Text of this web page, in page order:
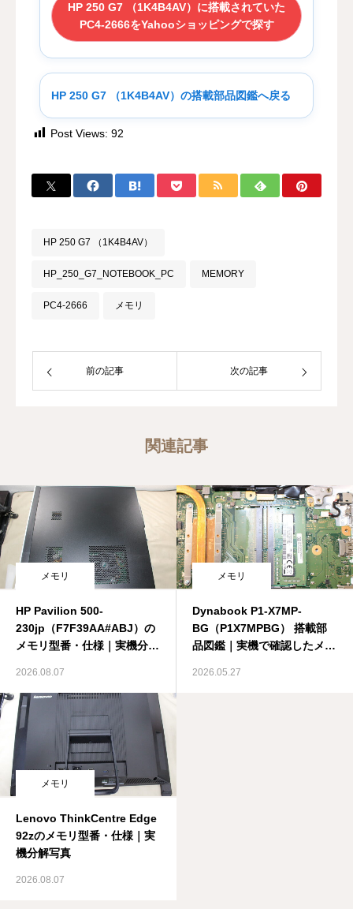
HP 250 G7 （1K4B4AV）に搭載されていた
PC4-2666をYahooショッピングで探す
HP 250 G7 （1K4B4AV）の搭載部品図鑑へ戻る
Post Views: 92
HP 250 G7 （1K4B4AV）
HP_250_G7_NOTEBOOK_PC MEMORY
PC4-2666 メモリ
前の記事 次の記事
関連記事
メモリ
HP Pavilion 500-
230jp（F7F39AA#ABJ）の
メモリ型番・仕様｜実機分解
2026.08.07
メモリ
Dynabook P1-X7MP-
BG（P1X7MPBG） 搭載部
品図鑑｜実機で確認したメモ
2026.05.27
メモリ
Lenovo ThinkCentre Edge
92zのメモリ型番・仕様｜実
機分解写真
2026.08.07